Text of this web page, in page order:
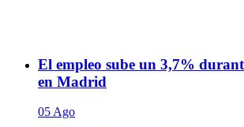
El empleo sube un 3,7%
en Madrid
05 Ago